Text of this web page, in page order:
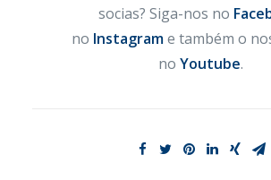
socias? Siga-nos no
no Instagrame também o
no Youtube.